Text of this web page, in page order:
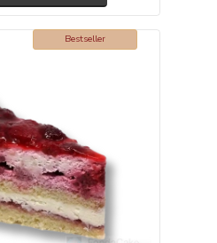
Bestseller